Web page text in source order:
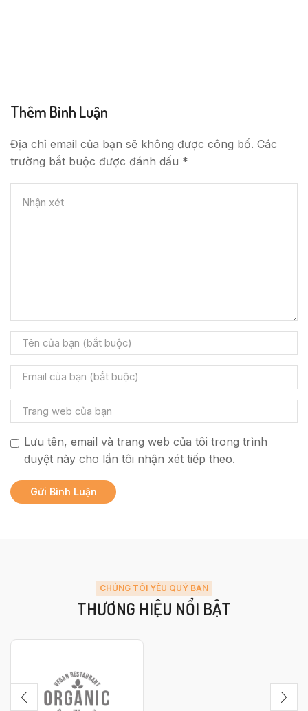
Thêm Bình Luận
Địa chỉ email của bạn sẽ không được công bố. Các
trường bắt buộc được đánh dấu *
Lưu tên, email và trang web của tôi trong trình
duyệt này cho lần tôi nhận xét tiếp theo.
CHÚNG TÔI YÊU QUÝ BẠN
THƯƠNG HIỆU NỔI BẬT